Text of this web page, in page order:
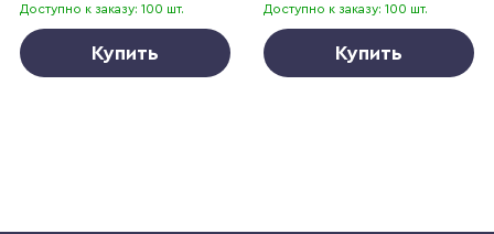
Доступно к заказу: 100 шт.
Купить
Доступно к заказу: 100 шт.
Купить